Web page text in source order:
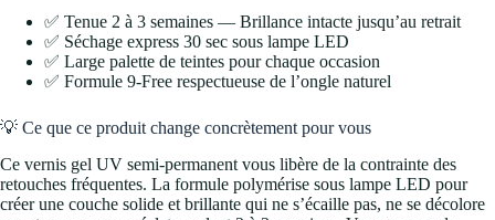
✅ Tenue 2 à 3 semaines — Brillance intacte jusqu’au retrait
✅ Séchage express 30 sec sous lampe LED
✅ Large palette de teintes pour chaque occasion
✅ Formule 9-Free respectueuse de l’ongle naturel
💡 Ce que ce produit change concrètement pour vous
Ce vernis gel UV semi-permanent vous libère de la contrainte des
retouches fréquentes. La formule polymérise sous lampe LED pour
créer une couche solide et brillante qui ne s’écaille pas, ne se décolore